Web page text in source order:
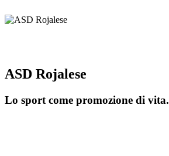
ASD Rojalese
Lo sport come promozione di vita.